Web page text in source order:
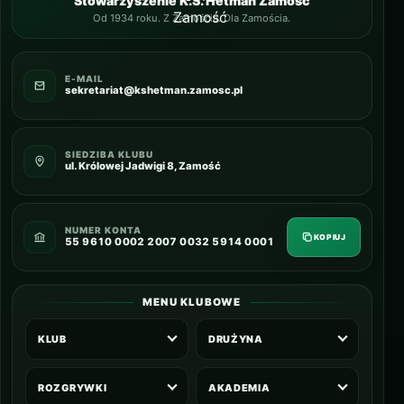
Od 1934 roku. Z Zamościa. Dla Zamościa.
E-MAIL
sekretariat@kshetman.zamosc.pl
SIEDZIBA KLUBU
ul. Królowej Jadwigi 8, Zamość
NUMER KONTA
55 9610 0002 2007 0032 5914 0001 KOPIUJ
MENU KLUBOWE
KLUB DRUŻYNA
ROZGRYWKI AKADEMIA